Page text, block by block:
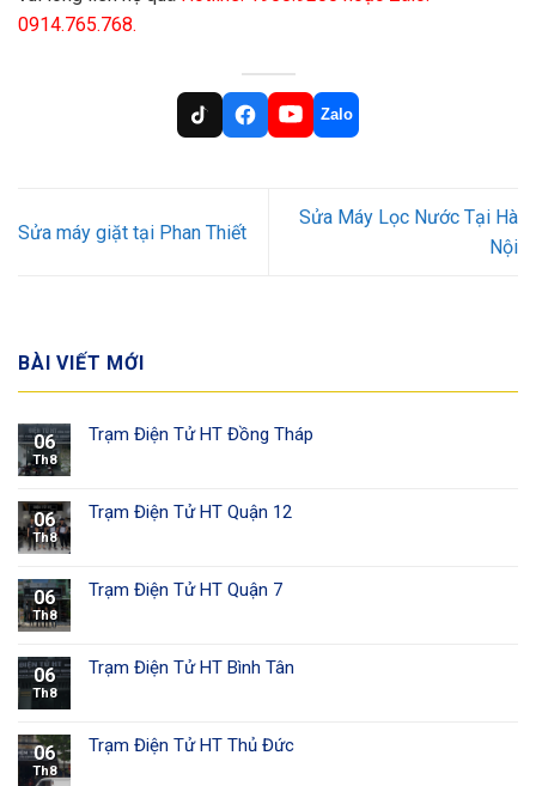
0914.765.768.
Zalo
Sửa máy giặt tại Phan Thiết
Sửa Máy Lọc Nước Tại Hà
Nội
BÀI VIẾT MỚI
06
Th8
Trạm Điện Tử HT Đồng Tháp
06
Th8
Trạm Điện Tử HT Quận 12
06
Th8
Trạm Điện Tử HT Quận 7
06
Th8
Trạm Điện Tử HT Bình Tân
06
Th8
Trạm Điện Tử HT Thủ Đức